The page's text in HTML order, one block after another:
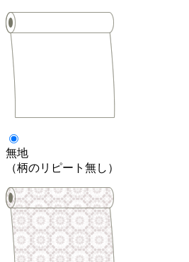
無地
（柄のリピート無し）